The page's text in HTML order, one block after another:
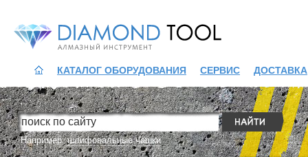
Diamond Tool
КАТАЛОГ ОБОРУДОВАНИЯ СЕРВИС ДОСТАВКА
Например:шлифовальные чашки